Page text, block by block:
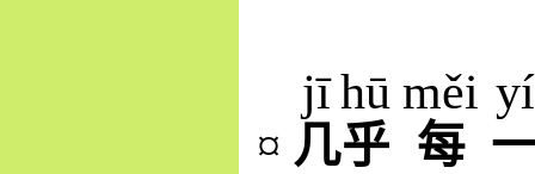
¤ 几
jī
乎
hū
每
měi yí